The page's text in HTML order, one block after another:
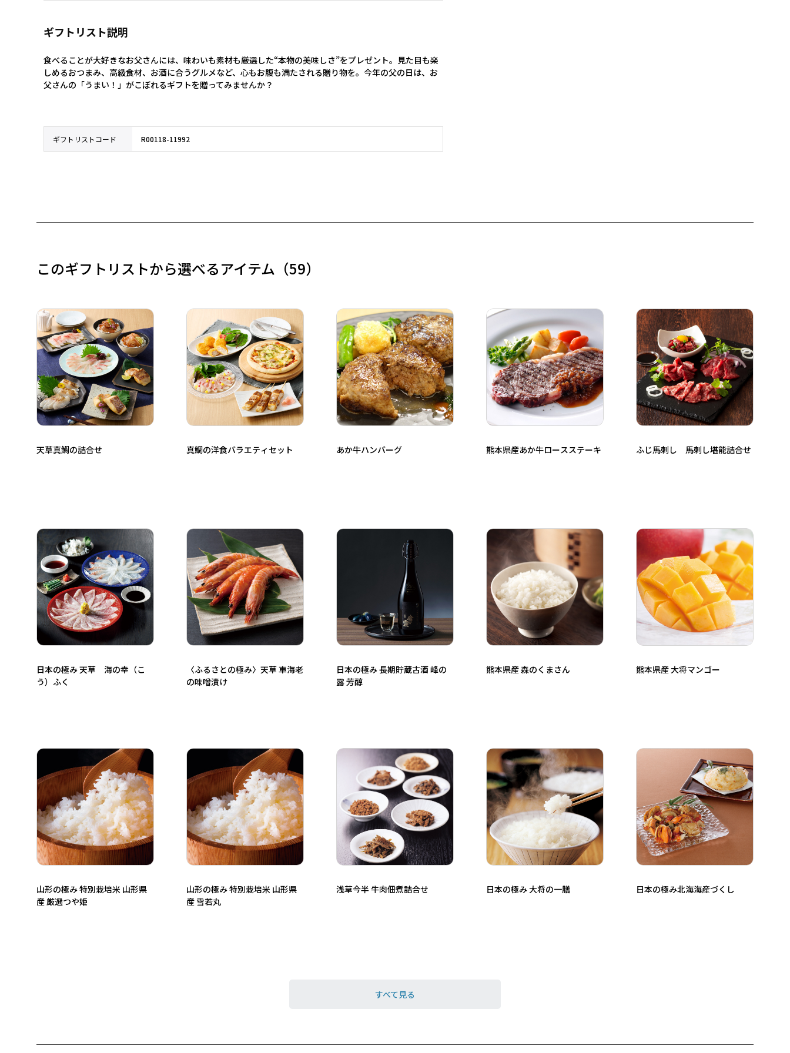
ギフトリスト説明
食べることが大好きなお父さんには、味わいも素材も厳選した“本物の美味しさ”をプレゼント。見た目も楽
しめるおつまみ、高級食材、お酒に合うグルメなど、心もお腹も満たされる贈り物を。今年の父の日は、お
父さんの「うまい！」がこぼれるギフトを贈ってみませんか？
ギフトリストコード R00118-11992
このギフトリストから選べるアイテム （59）
天草真鯛の詰合せ 真鯛の洋食バラエティセット あか牛ハンバーグ 熊本県産あか牛ロースステーキ ふじ馬刺し 馬刺し堪能詰合せ
日本の極み 天草 海の幸（こ
う）ふく
〈ふるさとの極み〉天草 車海老
の味噌漬け
日本の極み 長期貯蔵古酒 峰の
露 芳醇
熊本県産 森のくまさん 熊本県産 大将マンゴー
山形の極み 特別栽培米 山形県
産 厳選つや姫
山形の極み 特別栽培米 山形県
産 雪若丸
浅草今半 牛肉佃煮詰合せ 日本の極み 大将の一膳 日本の極み北海海産づくし
すべて見る